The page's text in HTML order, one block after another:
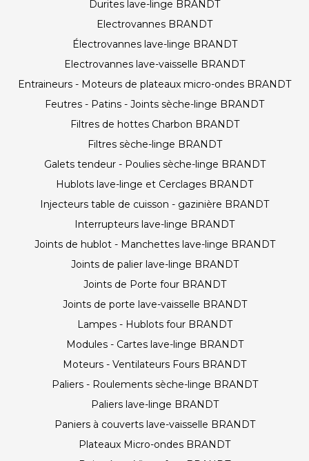
Durites lave-linge BRANDT
Electrovannes BRANDT
Électrovannes lave-linge BRANDT
Electrovannes lave-vaisselle BRANDT
Entraineurs - Moteurs de plateaux micro-ondes BRANDT
Feutres - Patins - Joints sèche-linge BRANDT
Filtres de hottes Charbon BRANDT
Filtres sèche-linge BRANDT
Galets tendeur - Poulies sèche-linge BRANDT
Hublots lave-linge et Cerclages BRANDT
Injecteurs table de cuisson - gazinière BRANDT
Interrupteurs lave-linge BRANDT
Joints de hublot - Manchettes lave-linge BRANDT
Joints de palier lave-linge BRANDT
Joints de Porte four BRANDT
Joints de porte lave-vaisselle BRANDT
Lampes - Hublots four BRANDT
Modules - Cartes lave-linge BRANDT
Moteurs - Ventilateurs Fours BRANDT
Paliers - Roulements sèche-linge BRANDT
Paliers lave-linge BRANDT
Paniers à couverts lave-vaisselle BRANDT
Plateaux Micro-ondes BRANDT